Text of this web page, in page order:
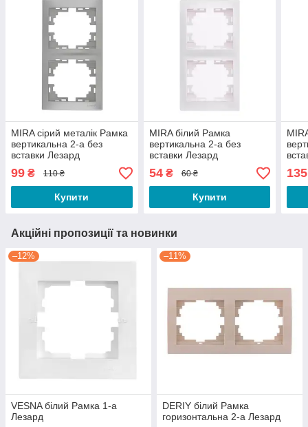
MIRA сірий металік Рамка
вертикальна 2-а без
вставки Лезард
99 ₴ 110 ₴
Купити
MIRA білий Рамка
вертикальна 2-а без
вставки Лезард
54₴ 60 ₴
Купити
135
Акційні пропозиції та новинки
–12%
VESNA білий Рамка 1-а
Лезард
–11%
DERIY білий Рамка
горизонтальна 2-а Лезард